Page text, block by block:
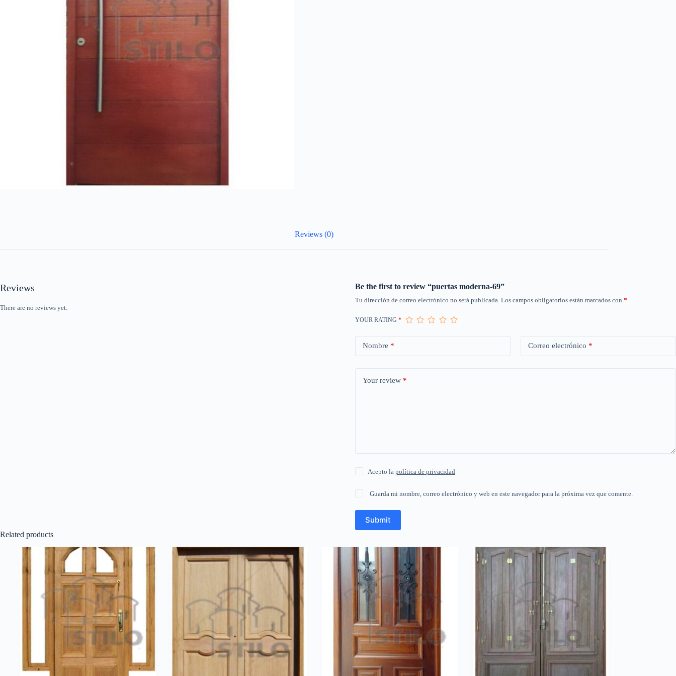
Reviews (0)
Reviews
There are no reviews yet.
Be the first to review “puertas moderna-69”
Tu dirección de correo electrónico no será publicada. Los campos obligatorios están marcados con *
YOUR RATING *
Nombre * Correo electrónico *
Your review *
Acepto la política de privacidad
Guarda mi nombre, correo electrónico y web en este navegador para la próxima vez que comente.
Submit
Related products